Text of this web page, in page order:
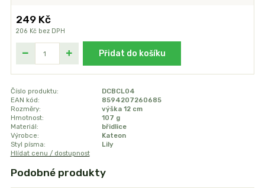
249 Kč
206 Kč bez DPH
Přidat do košíku
Číslo produktu:
DCBCL04
EAN kód:
8594207260685
Rozměry:
výška 12 cm
Hmotnost:
107 g
Materiál:
břidlice
Výrobce:
Kateon
Styl písma:
Lily
Hlídat cenu / dostupnost
Podobné produkty